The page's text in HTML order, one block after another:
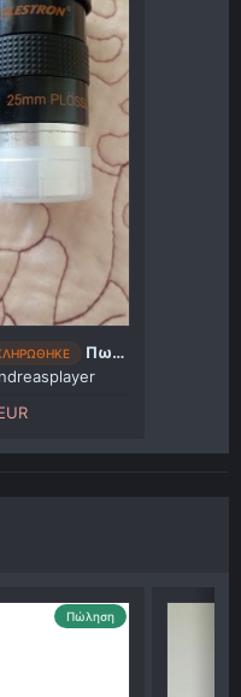
Πωλείται celestron e Lux 25mm plossl fully coated
Πώληση